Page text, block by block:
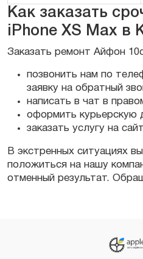
Как заказать
iPhone XS Max в
Заказать ремонт Айфон
позвонить нам по
заявку на обратный
написать в чат в
оформить курьерскую
заказать услугу на
В экстренных ситуациях
положиться на нашу
отменный результат.